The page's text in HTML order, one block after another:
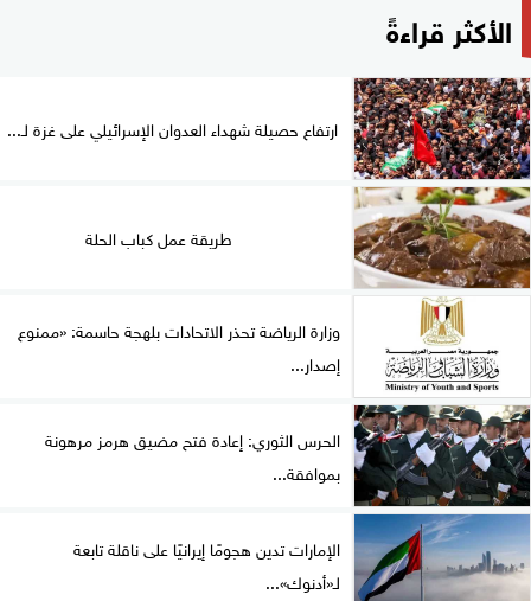
الأكثر قراءةً
ارتفاع حصيلة شهداء العدوان الإسرائيلي على غزة لـ...
طريقة عمل كباب الحلة
وزارة الرياضة تحذر الاتحادات بلهجة حاسمة: «ممنوع
إصدار...
الحرس الثوري: إعادة فتح مضيق هرمز مرهونة
بموافقة...
الإمارات تدين هجومًا إيرانيًا على ناقلة تابعة
لـ«أدنوك»...